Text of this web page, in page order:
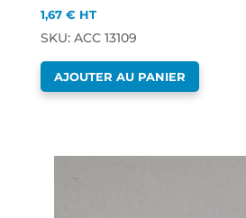
1,67€ HT
SKU: ACC 13109
AJOUTER AU PANIER